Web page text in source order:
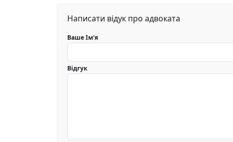
Написати відук про адвоката
Ваше Ім'я
Відгук